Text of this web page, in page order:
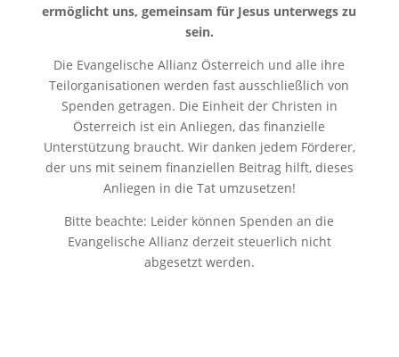
ermöglicht uns, gemeinsam für Jesus unterwegs zu
sein.
Die Evangelische Allianz Österreich und alle ihre
Teilorganisationen werden fast ausschließlich von
Spenden getragen. Die Einheit der Christen in
Österreich ist ein Anliegen, das finanzielle
Unterstützung braucht. Wir danken jedem Förderer,
der uns mit seinem finanziellen Beitrag hilft, dieses
Anliegen in die Tat umzusetzen!
Bitte beachte: Leider können Spenden an die
Evangelische Allianz derzeit steuerlich nicht
abgesetzt werden.